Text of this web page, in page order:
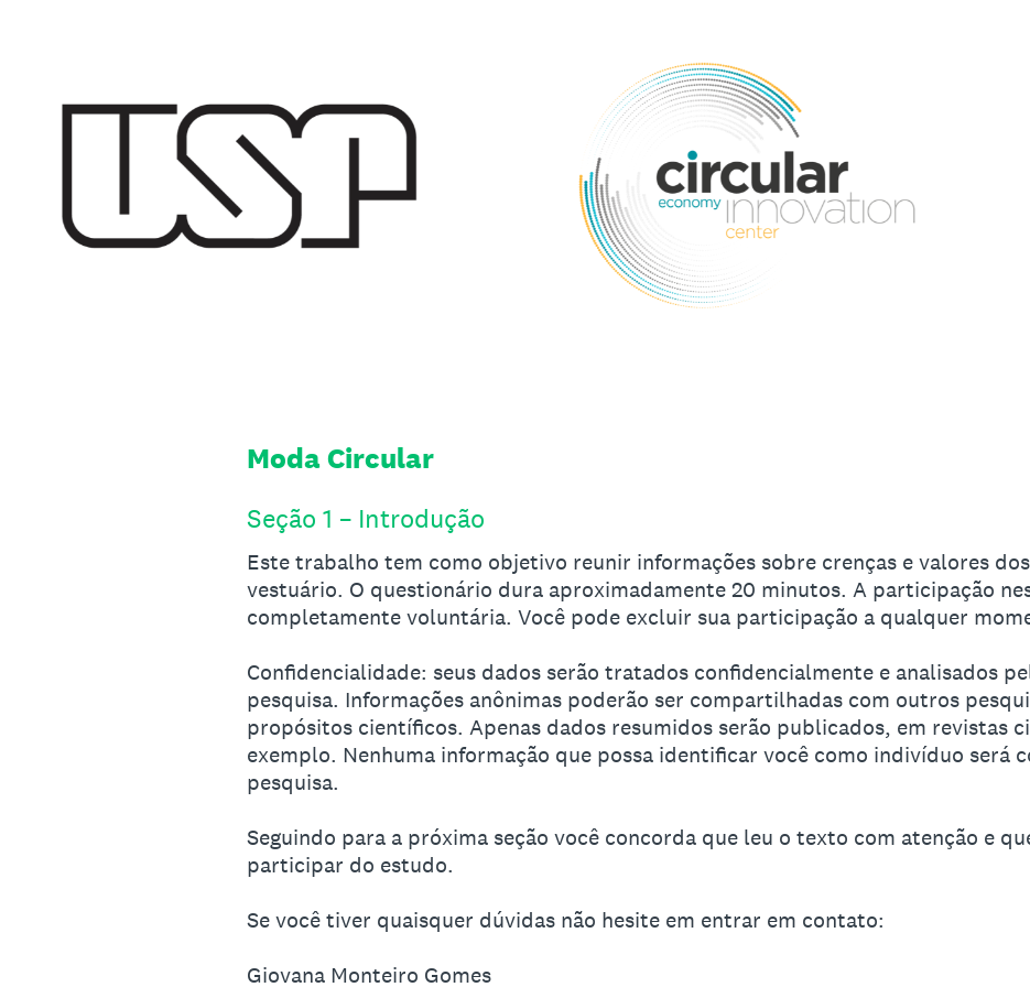
Moda Circular
Seção 1 – Introdução
Este trabalho tem como objetivo reunir informações sobre crenças e valores
vestuário. O questionário dura aproximadamente 20 minutos. A participação
completamente voluntária. Você pode excluir sua participação a qualquer
Confidencialidade: seus dados serão tratados confidencialmente e analisados
pesquisa. Informações anônimas poderão ser compartilhadas com outros
propósitos científicos. Apenas dados resumidos serão publicados, em revistas
exemplo. Nenhuma informação que possa identificar você como indivíduo será
pesquisa.
Seguindo para a próxima seção você concorda que leu o texto com atenção e
participar do estudo.
Se você tiver quaisquer dúvidas não hesite em entrar em contato:
Giovana Monteiro Gomes